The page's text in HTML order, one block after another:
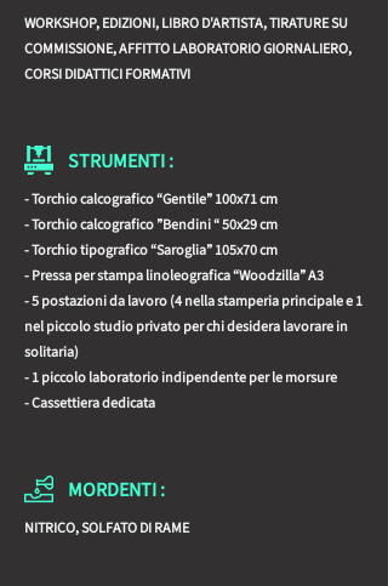
WORKSHOP, EDIZIONI, LIBRO D'ARTISTA, TIRATURE SU
COMMISSIONE, AFFITTO LABORATORIO GIORNALIERO,
CORSI DIDATTICI FORMATIVI
STRUMENTI :
- Torchio calcografico “Gentile” 100x71 cm
- Torchio calcografico ”Bendini “ 50x29 cm
- Torchio tipografico “Saroglia” 105x70 cm
- Pressa per stampa linoleografica “Woodzilla” A3
- 5 postazioni da lavoro (4 nella stamperia principale e 1
nel piccolo studio privato per chi desidera lavorare in
solitaria)
- 1 piccolo laboratorio indipendente per le morsure
- Cassettiera dedicata
MORDENTI :
NITRICO, SOLFATO DI RAME